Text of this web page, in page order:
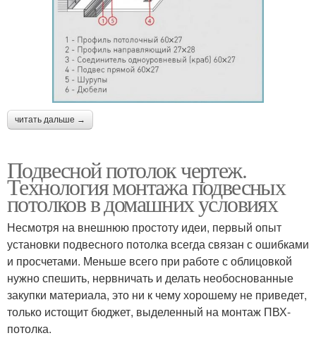
читать дальше →
Подвесной потолок чертеж.
Технология монтажа подвесных
потолков в домашних условиях
Несмотря на внешнюю простоту идеи, первый опыт
установки подвесного потолка всегда связан с ошибками
и просчетами. Меньше всего при работе с облицовкой
нужно спешить, нервничать и делать необоснованные
закупки материала, это ни к чему хорошему не приведет,
только истощит бюджет, выделенный на монтаж ПВХ-
потолка.